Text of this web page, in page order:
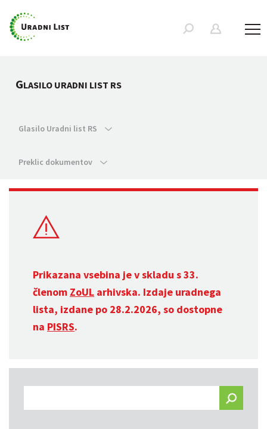
GLASILO URADNI LIST RS
Glasilo Uradni list RS
Preklic dokumentov
Prikazana vsebina je v skladu s 33.
členom ZoUL arhivska. Izdaje uradnega
lista, izdane po 28.2.2026, so dostopne
na PISRS.